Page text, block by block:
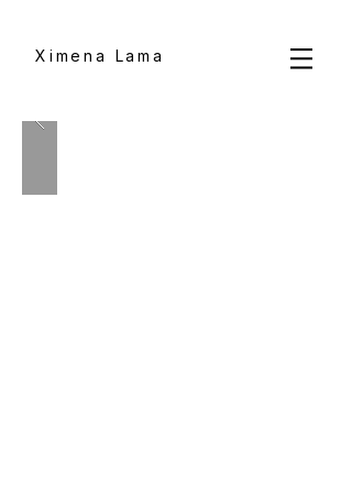
Ximena Lama